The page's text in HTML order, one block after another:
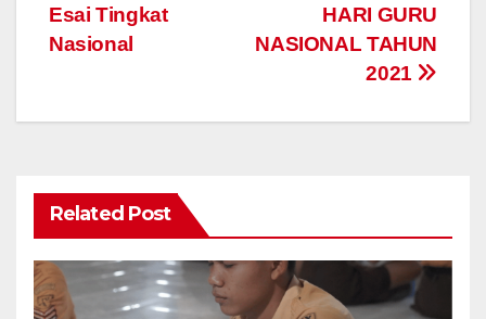
HARI GURU
NASIONAL TAHUN
2021
Esai Tingkat
Nasional
Related Post